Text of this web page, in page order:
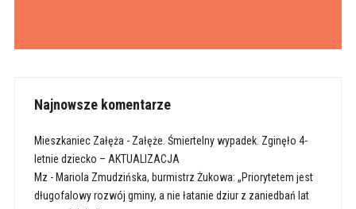
Najnowsze komentarze
Mieszkaniec Załęża - Załęże. Śmiertelny wypadek. Zginęło 4-
letnie dziecko – AKTUALIZACJA
Mz - Mariola Zmudzińska, burmistrz Żukowa: „Priorytetem jest
długofalowy rozwój gminy, a nie łatanie dziur z zaniedbań lat